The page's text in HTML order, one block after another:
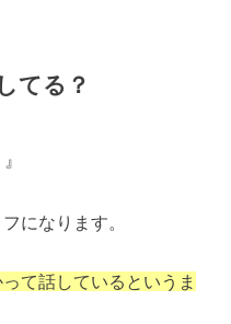
てる？
』
になります。
て話しているというま